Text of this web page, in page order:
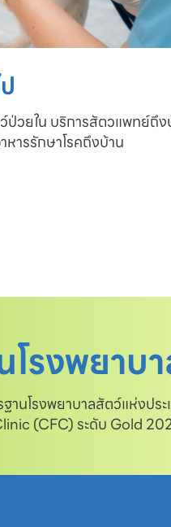
วยใน บริการสัตวแพทย์ถึง
ารรักษาโรคถึงบ้าน
โรงพยาบ
านโรงพยาบาลสัตว์แห่งประ
(CFC) ระดับ Gold